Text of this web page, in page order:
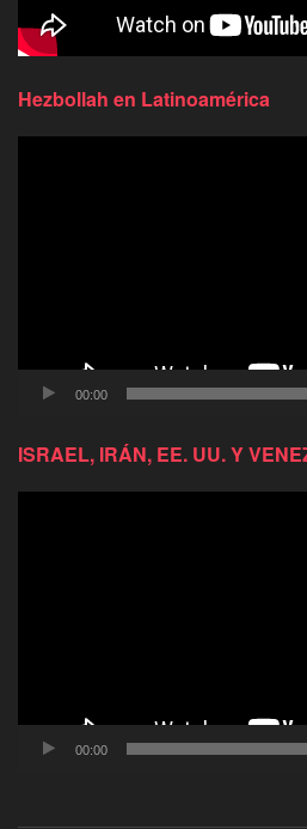
Hezbollah en Latinoamérica
00:00
ISRAEL, IRÁN, EE. UU. Y
00:00